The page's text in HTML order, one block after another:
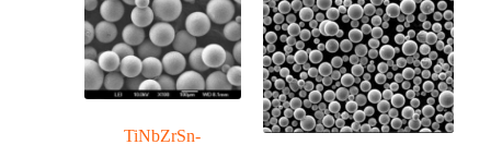
TiNbZrSn-